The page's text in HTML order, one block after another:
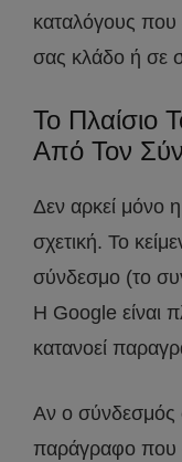
καταλόγους που
σας κλάδο ή σε
Το Πλαίσιο
Από Τον
Δεν αρκεί μόνο
σχετική. Το
σύνδεσμο (το
Η Google είναι
κατανοεί
Αν ο σύνδεσμός
παράγραφο που